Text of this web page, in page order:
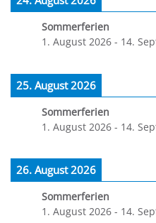
Sommerferien
1. August 2026 - 14.
25. August 2026
Sommerferien
1. August 2026 - 14.
26. August 2026
Sommerferien
1. August 2026 - 14.